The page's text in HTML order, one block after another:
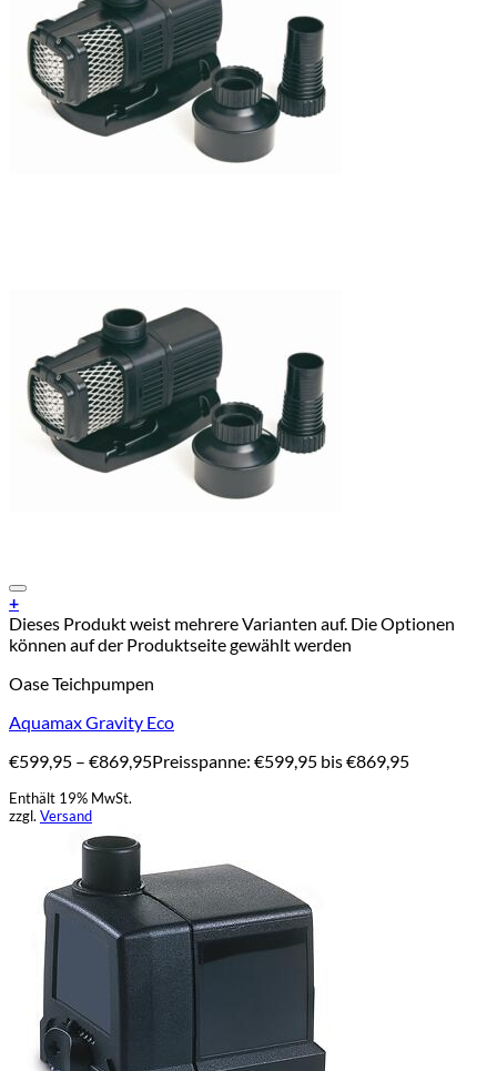
+
Dieses Produkt weist mehrere Varianten auf. Die Optionen
können auf der Produktseite gewählt werden
Oase Teichpumpen
Aquamax Gravity Eco
€599,95 – €869,95Preisspanne: €599,95 bis €869,95
Enthält 19% MwSt.
zzgl. Versand